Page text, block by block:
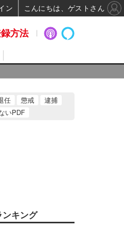
任 懲戒
逮捕
いPDF
キング
方法
ン こんにちは、ゲストさん